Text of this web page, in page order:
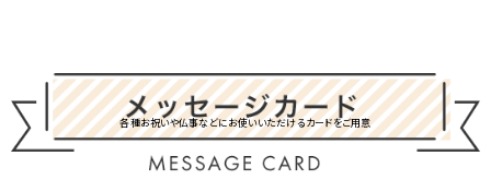
各種お祝いや仏事などにお使いいただけるカードをご用意